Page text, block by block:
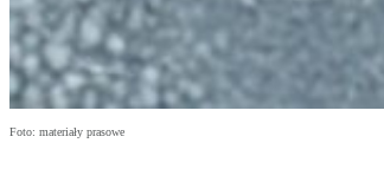
Foto: materiały prasowe